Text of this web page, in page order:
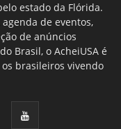
estado da Flórida.
de eventos,
de anúncios
Brasil, o AcheiUSA é
brasileiros vivendo